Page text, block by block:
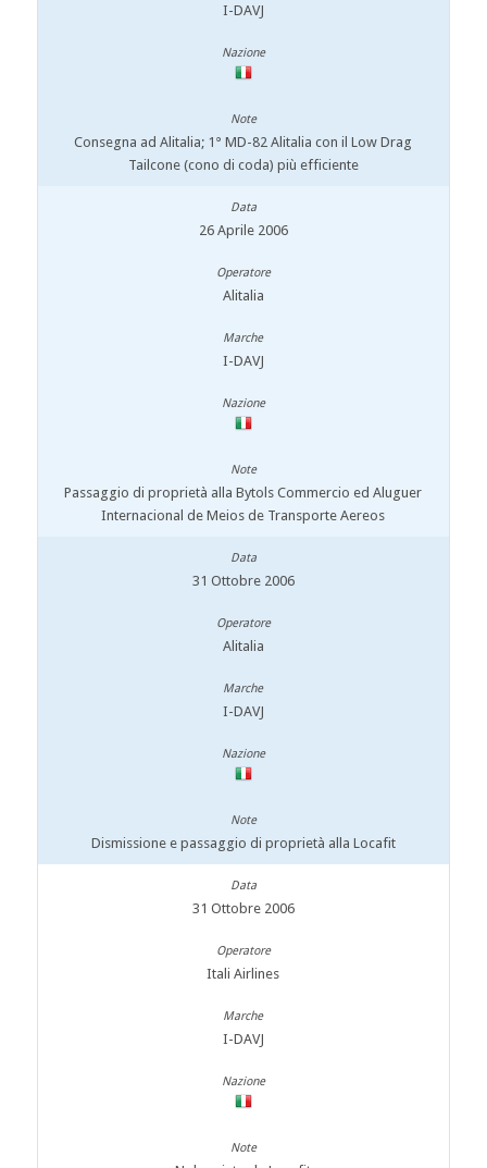
I-DAVJ
Consegna ad Alitalia; 1° MD-82 Alitalia con il Low Drag
Tailcone (cono di coda) più efficiente
26 Aprile 2006
Alitalia
I-DAVJ
Passaggio di proprietà alla Bytols Commercio ed Aluguer
Internacional de Meios de Transporte Aereos
31 Ottobre 2006
Alitalia
I-DAVJ
Dismissione e passaggio di proprietà alla Locafit
31 Ottobre 2006
Itali Airlines
I-DAVJ